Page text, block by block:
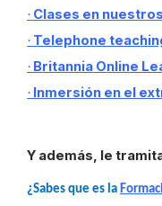
· Clases en
· Telephone
· Britannia Online
· Inmersión en el
Y además, le
¿Sabes que es la